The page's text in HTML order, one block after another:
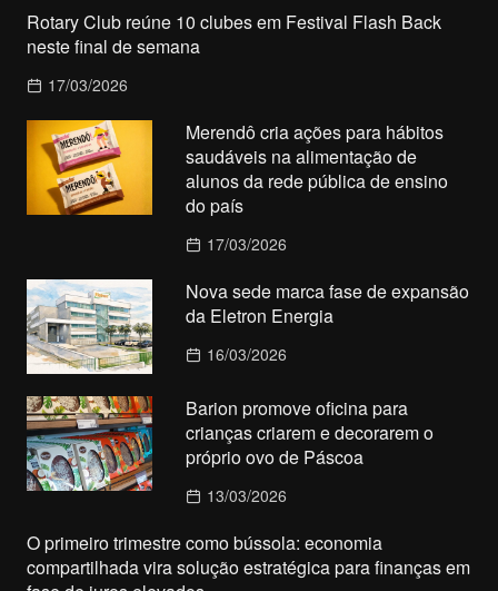
Rotary Club reúne 10 clubes em Festival Flash Back
neste final de semana
17/03/2026
Merendô cria ações para hábitos
saudáveis na alimentação de
alunos da rede pública de ensino
do país
17/03/2026
Nova sede marca fase de expansão
da Eletron Energia
16/03/2026
Barion promove oficina para
crianças criarem e decorarem o
próprio ovo de Páscoa
13/03/2026
O primeiro trimestre como bússola: economia
compartilhada vira solução estratégica para finanças em